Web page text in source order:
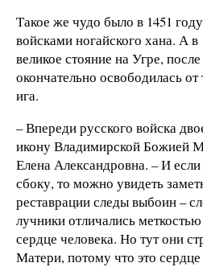
Такое же чудо было в 1451
войсками ногайского хана. А в
великое стояние на Угре,
окончательно освободилась
ига.
– Впереди русского войска
икону Владимирской Божией
Елена Александровна. – И
сбоку, то можно увидеть
реставрации следы выбоин –
лучники отличались
сердце человека. Но тут они
Матери, потому что это